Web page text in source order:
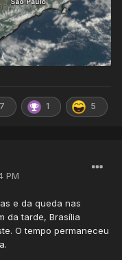
7 1 5
PM
e da queda nas
da tarde, Brasília
O tempo permaneceu